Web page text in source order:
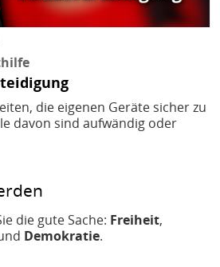
die eigenen Geräte sicher zu
davon sind aufwändig oder
die gute Sache: Freiheit,
Demokratie.